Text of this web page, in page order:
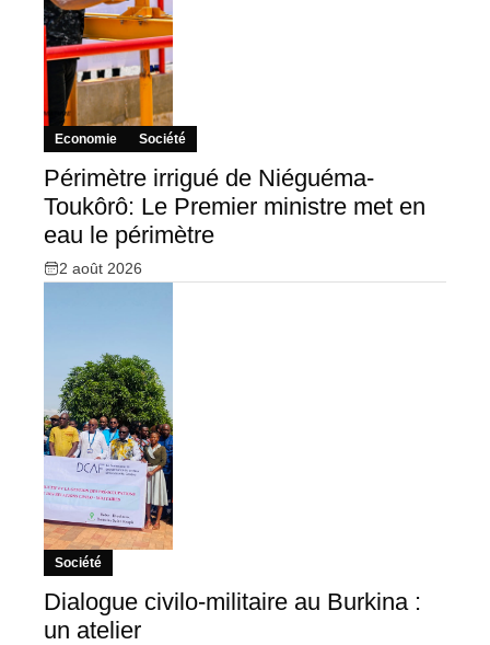
Economie Société
Périmètre irrigué de Niéguéma-
Toukôrô: Le Premier ministre met en
eau le périmètre
2 août 2026
Société
Dialogue civilo-militaire au Burkina :
un atelier